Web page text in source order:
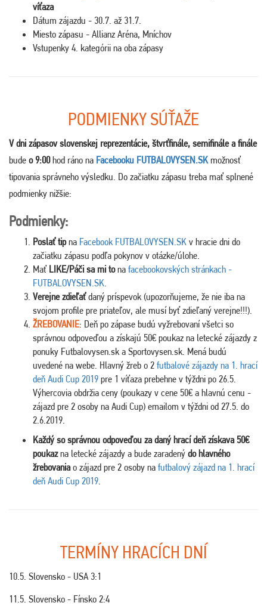
víťaza
Dátum zájazdu - 30.7. až 31.7.
Miesto zápasu - Allianz Aréna, Mníchov
Vstupenky 4. kategórii na oba zápasy
PODMIENKY SÚŤAŽE
V dni zápasov slovenskej reprezentácie, štvrťfinále, semifinále a finále
bude o 9:00hod ráno na Facebooku FUTBALOVYSEN.SKmožnosť
tipovania správneho výsledku. Do začiatku zápasu treba mať splnené
podmienky nižšie:
Podmienky:
Poslať tipna Facebook FUTBALOVYSEN.SK v hracie dni do
začiatku zápasu podľa pokynov v otázke/úlohe.
Mať LIKE/Páči sa mi tona facebookovských stránkach -
FUTBALOVYSEN.SK.
Verejne zdieľaťdaný príspevok (upozorňujeme, že nie iba na
svojom profile pre priateľov, ale musí byť zdieľaný verejne!!!).
ŽREBOVANIE: Deň po zápase budú vyžrebovaní všetci so
správnou odpoveďou a získajú 50€ poukaz na letecké zájazdy z
ponuky Futbalovysen.sk a Sportovysen.sk. Mená budú
uvedené na webe. Hlavný žreb o 2 futbalové zájazdy na 1. hrací
deň Audi Cup 2019 pre 1 víťaza prebehne v týždni po 26.5.
Výhercovia obdržia ceny (poukazy v cene 50€ a hlavnú cenu -
zájazd pre 2 osoby na Audi Cup) emailom v týždni od 27.5. do
2.6.2019.
Každý so správnou odpoveďou za daný hrací deň získava 50€
poukazna letecké zájazdy a bude zaradený do hlavného
žrebovaniao zájazd pre 2 osoby na futbalový zájazd na 1. hrací
deň Audi Cup 2019.
TERMÍNY HRACÍCH DNÍ
10.5. Slovensko - USA 3:1
11.5. Slovensko - Fínsko 2:4